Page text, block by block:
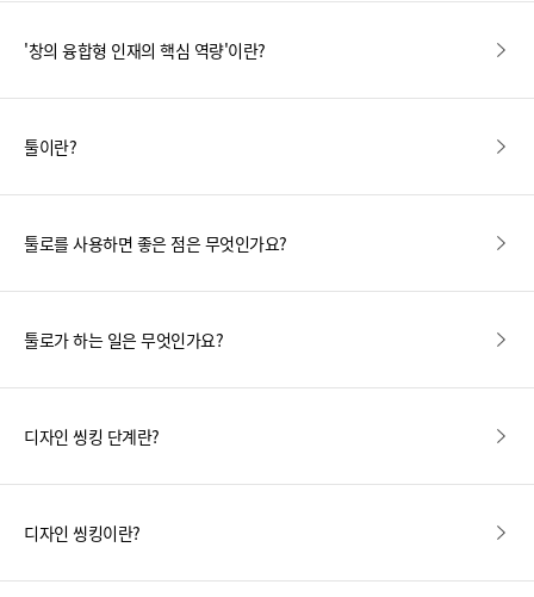
'창의 융합형 인재의 핵심 역량'이란?
툴이란?
툴로를 사용하면 좋은 점은 무엇인가요?
툴로가 하는 일은 무엇인가요?
디자인 씽킹 단계란?
디자인 씽킹이란?